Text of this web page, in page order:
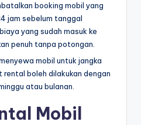
booking mobil yang
jam sebelum tanggal
yang sudah masuk ke
penuh tanpa potongan.
mobil untuk jangka
boleh dilakukan dengan
atau bulanan.
Mobil